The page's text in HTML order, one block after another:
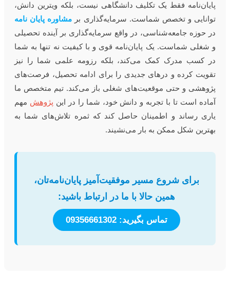
فقط یک تکلیف دانشگاهی نیست، بلکه ویترین دانش،
و تخصص شماست. سرمایه‌گذاری برمشاوره پایان نامه
حوزه جامعه‌شناسی، در واقع سرمایه‌گذاری بر آینده تحصیلی
شغلی شماست. یک پایان‌نامه قوی و با کیفیت نه تنها به شما
کسب مدرک کمک می‌کند، بلکه رزومه علمی شما را نیز
کرده و درهای جدیدی را برای ادامه تحصیل، فرصت‌های
و حتی موقعیت‌های شغلی باز می‌کند. تیم متخصص ما
است تا با تجربه و دانش خود، شما را در این پژوهشمهم
رساند و اطمینان حاصل کند که ثمره تلاش‌های شما به
شکل ممکن به بار می‌نشیند.
برای شروع مسیر موفقیت‌آمیز پایان‌نامه‌تان،
همین حالا با ما در ارتباط باشید:
تماس بگیرید: 09356661302